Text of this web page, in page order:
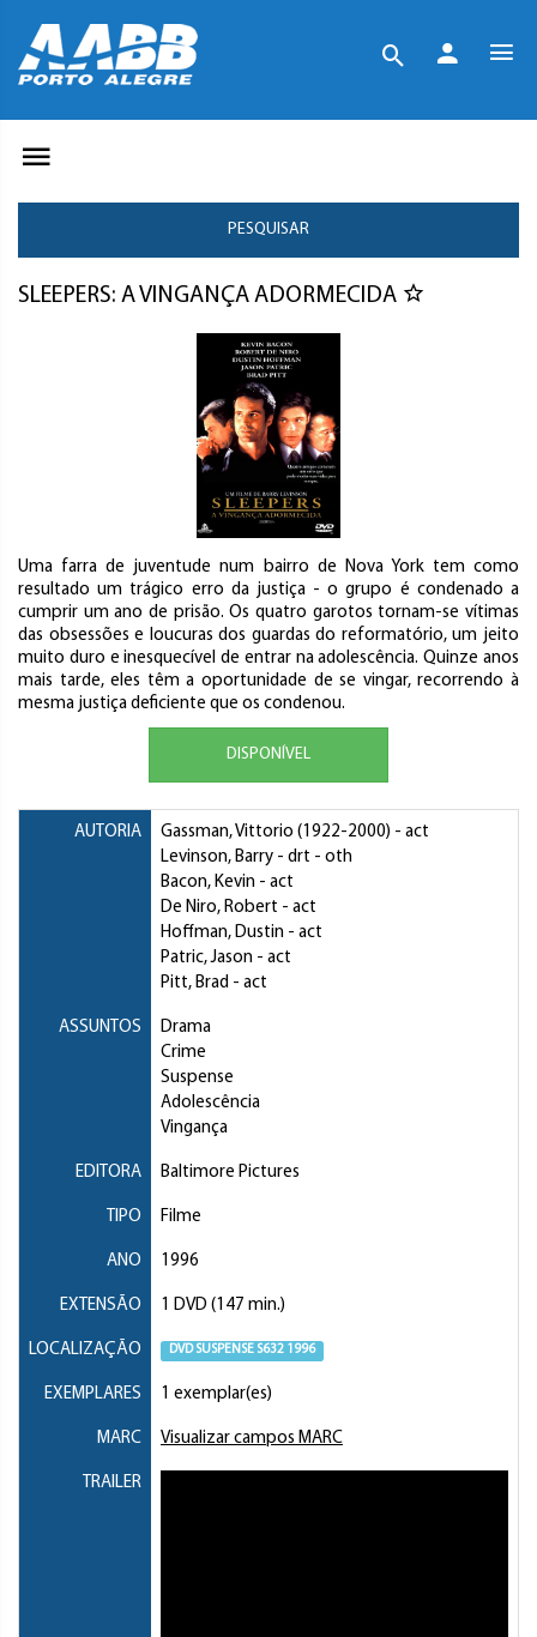
PESQUISAR
SLEEPERS: A VINGANÇA ADORMECIDA
Uma farra de juventude num bairro de Nova York tem como
resultado um trágico erro da justiça - o grupo é condenado a
cumprir um ano de prisão. Os quatro garotos tornam-se vítimas
das obsessões e loucuras dos guardas do reformatório, um jeito
muito duro e inesquecível de entrar na adolescência. Quinze anos
mais tarde, eles têm a oportunidade de se vingar, recorrendo à
mesma justiça deficiente que os condenou.
DISPONÍVEL
AUTORIA Gassman, Vittorio (1922-2000) - act
Levinson, Barry - drt - oth
Bacon, Kevin - act
De Niro, Robert - act
Hoffman, Dustin - act
Patric, Jason - act
Pitt, Brad - act
ASSUNTOS
Drama
Crime
Suspense
Adolescência
Vingança
EDITORA Baltimore Pictures
TIPO Filme
ANO 1996
EXTENSÃO 1 DVD (147 min.)
LOCALIZAÇÃO DVD SUSPENSE S632 1996
EXEMPLARES 1 exemplar(es)
MARC Visualizar campos MARC
TRAILER